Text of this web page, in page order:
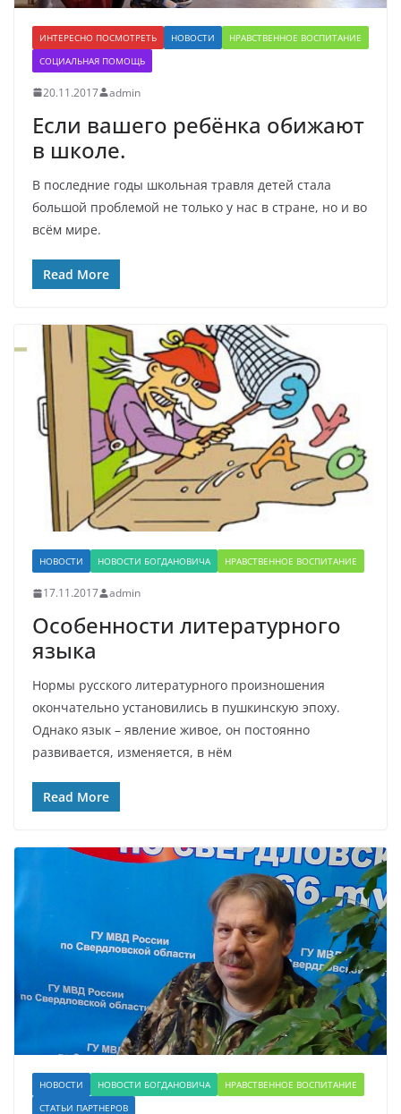
ИНТЕРЕСНО ПОСМОТРЕТЬ НОВОСТИ
НРАВСТВЕННОЕ ВОСПИТАНИЕ
СОЦИАЛЬНАЯ ПОМОЩЬ
20.11.2017 admin
Если вашего ребёнка обижают
в школе.
В последние годы школьная травля детей стала
большой проблемой не только у нас в стране, но и во
всём мире.
Read More
НОВОСТИ НОВОСТИ БОГДАНОВИЧА НРАВСТВЕННОЕ ВОСПИТАНИЕ
17.11.2017 admin
Особенности литературного
языка
Нормы русского литературного произношения
окончательно установились в пушкинскую эпоху.
Однако язык – явление живое, он постоянно
развивается, изменяется, в нём
Read More
НОВОСТИ НОВОСТИ БОГДАНОВИЧА
НРАВСТВЕННОЕ ВОСПИТАНИЕ
СТАТЬИ ПАРТНЕРОВ